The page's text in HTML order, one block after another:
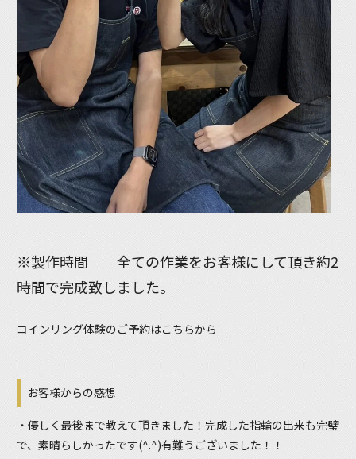
※製作時間 全ての作業をお客様にして頂き約2
時間で完成致しました。
コインリング体験のご予約はこちらから
お客様からの感想
・優しく最後まで教えて頂きました！完成した指輪の出来も完璧
で、素晴らしかったです(^.^)有難うございました！！